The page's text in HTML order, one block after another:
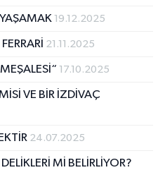
19.12.2025
21.11.2025
17.10.2025
VE BİR İZDİVAÇ
24.07.2025
Mİ BELİRLİYOR?